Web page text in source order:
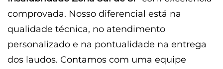
comprovada. Nosso diferencial está na
qualidade técnica, no atendimento
personalizado e na pontualidade na entrega
dos laudos. Contamos com uma equipe